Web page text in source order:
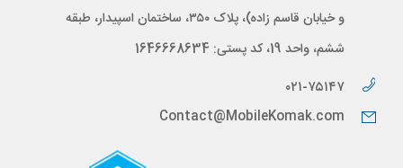
و خیابان قاسم زاده)، پلاک ۳۵۰، ساختمان اسپیدار، طبقه
ششم، واحد 19، کد پستی: 1646668634
۰۲۱-۷۵۱۴۷
Contact@MobileKomak.com